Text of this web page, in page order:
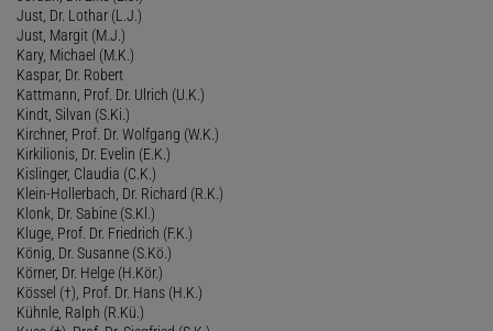
Just, Dr. Lothar (L.J.)
Just, Margit (M.J.)
Kary, Michael (M.K.)
Kaspar, Dr. Robert
Kattmann, Prof. Dr. Ulrich (U.K.)
Kindt, Silvan (S.Ki.)
Kirchner, Prof. Dr. Wolfgang (W.K.)
Kirkilionis, Dr. Evelin (E.K.)
Kislinger, Claudia (C.K.)
Klein-Hollerbach, Dr. Richard (R.K.)
Klonk, Dr. Sabine (S.Kl.)
Kluge, Prof. Dr. Friedrich (F.K.)
König, Dr. Susanne (S.Kö.)
Körner, Dr. Helge (H.Kör.)
Kössel (†), Prof. Dr. Hans (H.K.)
Kühnle, Ralph (R.Kü.)